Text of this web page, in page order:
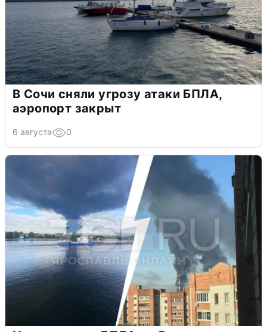
В Сочи сняли угрозу атаки БПЛА,
аэропорт закрыт
6 августа 0